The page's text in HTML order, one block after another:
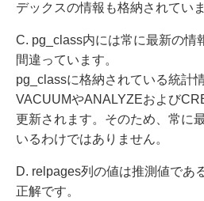
デックスの情報も格納されていま
C. pg_class内には常に最新の情
間違っています。
pg_classに格納されている統計
VACUUMやANALYZEおよび
更新されます。そのため、常に
いるわけではありません。
D. relpages列の値は推測値であ
正解です。